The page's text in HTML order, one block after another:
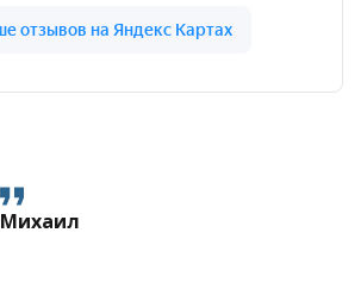
Михаил